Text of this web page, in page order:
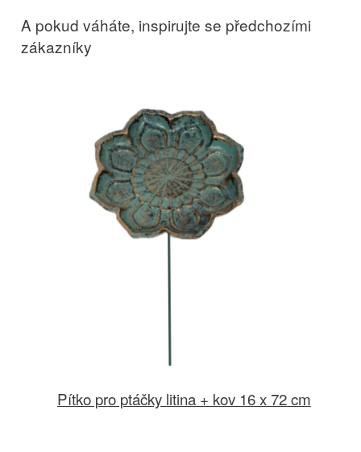
A pokud váháte, inspirujte se předchozími
zákazníky
Pítko pro ptáčky litina + kov 16 x 72 cm